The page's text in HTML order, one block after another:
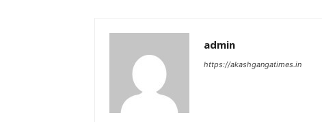
admin
https://akashgangatimes.in